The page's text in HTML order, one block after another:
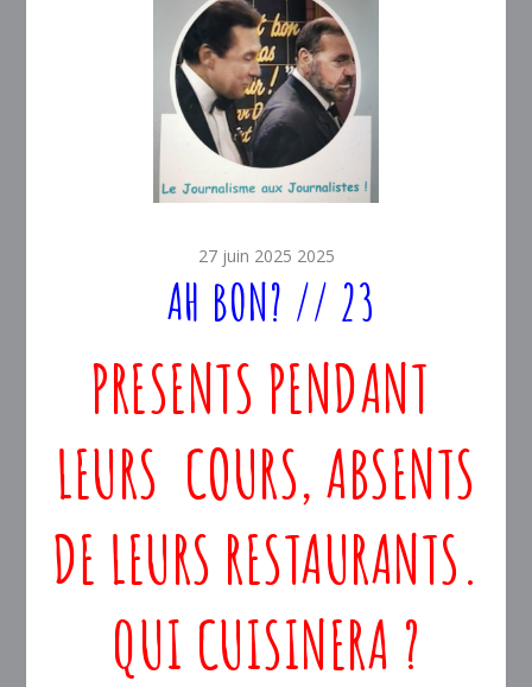
27 juin 2025 2025
AH BON? // 23
PRESENTS PENDANT
LEURS COURS, ABSENTS
DE LEURS RESTAURANTS.
QUI CUISINERA ?